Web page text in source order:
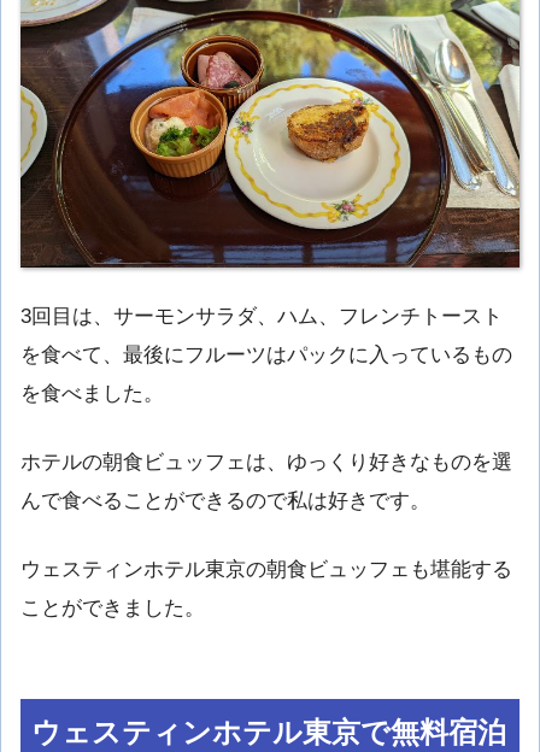
3回目は、サーモンサラダ、ハム、フレンチトースト
を食べて、最後にフルーツはパックに入っているもの
を食べました。
ホテルの朝食ビュッフェは、ゆっくり好きなものを選
んで食べることができるので私は好きです。
ウェスティンホテル東京の朝食ビュッフェも堪能する
ことができました。
ウェスティンホテル東京で無料宿泊